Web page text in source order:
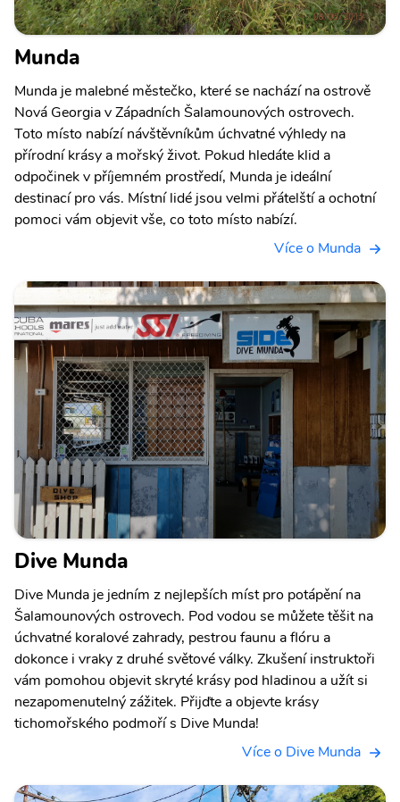
Munda
Munda je malebné městečko, které se nachází na ostrově
Nová Georgia v Západních Šalamounových ostrovech.
Toto místo nabízí návštěvníkům úchvatné výhledy na
přírodní krásy a mořský život. Pokud hledáte klid a
odpočinek v příjemném prostředí, Munda je ideální
destinací pro vás. Místní lidé jsou velmi přátelští a ochotní
pomoci vám objevit vše, co toto místo nabízí.
Více o Munda
Dive Munda
Dive Munda je jedním z nejlepších míst pro potápění na
Šalamounových ostrovech. Pod vodou se můžete těšit na
úchvatné koralové zahrady, pestrou faunu a flóru a
dokonce i vraky z druhé světové války. Zkušení instruktoři
vám pomohou objevit skryté krásy pod hladinou a užít si
nezapomenutelný zážitek. Přijďte a objevte krásy
tichomořského podmoří s Dive Munda!
Více o Dive Munda